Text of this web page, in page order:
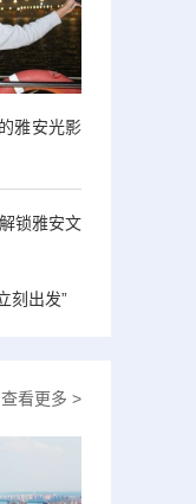
雅安光影
锁雅安文
刻出发”
查看更多 >